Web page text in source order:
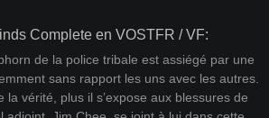
Complete en VOSTFR / VF:
de la police tribale est assiégé par une
sans rapport les uns avec les autres.
la vérité, plus il s’expose aux blessures de